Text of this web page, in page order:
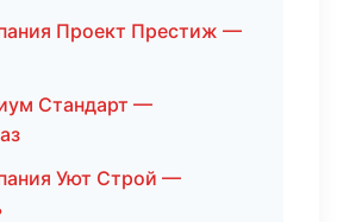
Проект Престиж —
Стандарт —
Уют Строй —